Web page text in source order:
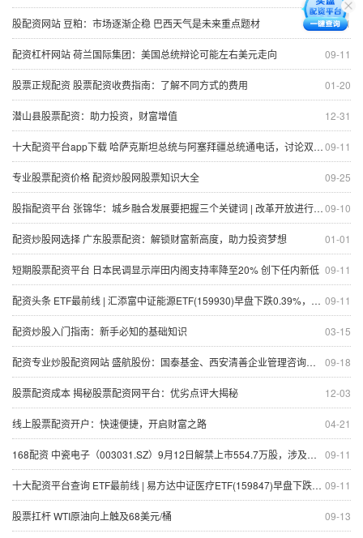
09-11
股配资网站 豆粕：市场逐渐企稳 巴西天气是未来重点题材
09-11
配资杠杆网站 荷兰国际集团：美国总统辩论可能左右美元走向
01-20
股票正规配资 股票配资收费指南：了解不同方式的费用
12-31
潜山县股票配资：助力投资，财富增值
09-11
十大配资平台app下载 哈萨克斯坦总统与阿塞拜疆总统通电话，讨论双边合作
09-25
专业股票配资价格 配资炒股网股票知识大全
09-10
股指配资平台 张锦华：城乡融合发展要把握三个关键词 | 改革开放进行时⑧
01-01
配资炒股网选择 广东股票配资：解锁财富新高度，助力投资梦想
09-11
短期股票配资平台 日本民调显示岸田内阁支持率降至20% 创下任内新低
09-11
配资头条 ETF最前线 | 汇添富中证能源ETF(159930)早盘下跌0.39%，可燃冰主题走强，恒泰艾普上涨19.81%
03-15
配资炒股入门指南：新手必知的基础知识
09-18
配资专业炒股配资网站 盛航股份：国泰基金、西安清善企业管理咨询有限公司等多家机构于8月29日调研我司
12-03
股票配资成本 揭秘股票配资网平台：优劣点评大揭秘
04-21
线上股票配资开户：快速便捷，开启财富之路
09-11
168配资 中瓷电子（003031.SZ）9月12日解禁上市554.7万股，涉及股东5名
09-11
十大配资平台查询 ETF最前线 | 易方达中证医疗ETF(159847)早盘下跌1.89%，医疗器械主题走弱，阳普医疗上涨19.96%
09-13
股票扛杆 WTI原油向上触及68美元/桶